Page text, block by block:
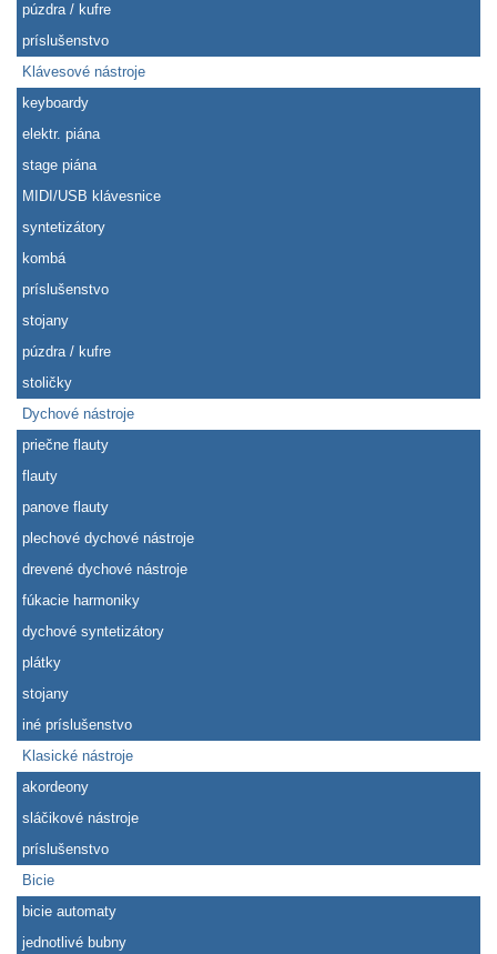
púzdra / kufre
príslušenstvo
Klávesové nástroje
keyboardy
elektr. piána
stage piána
MIDI/USB klávesnice
syntetizátory
kombá
príslušenstvo
stojany
púzdra / kufre
stoličky
Dychové nástroje
priečne flauty
flauty
panove flauty
plechové dychové nástroje
drevené dychové nástroje
fúkacie harmoniky
dychové syntetizátory
plátky
stojany
iné príslušenstvo
Klasické nástroje
akordeony
sláčikové nástroje
príslušenstvo
Bicie
bicie automaty
jednotlivé bubny